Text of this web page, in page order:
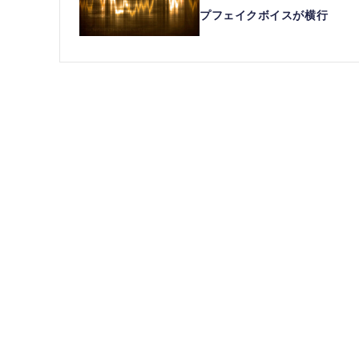
プフェイクボイスが横行